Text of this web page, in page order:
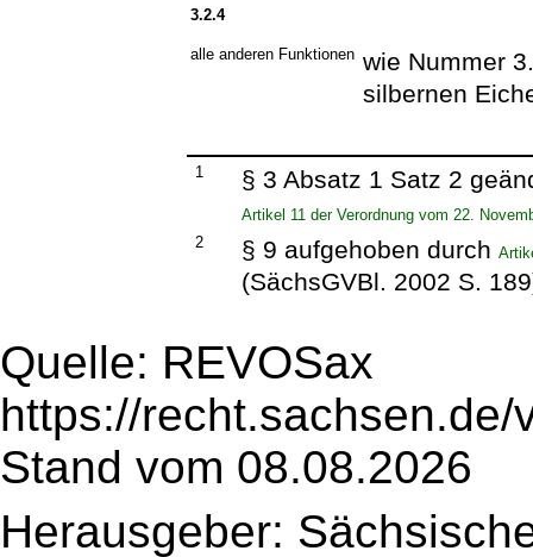
3.2.4
alle anderen Funktionen wie Nummer
silbernen
1 § 3 Absatz 1 Satz 2
Artikel 11 der Verordnung vom 22.
2
§ 9 aufgehoben durch
(SächsGVBl. 2002 S.
Quelle: REVOSax
https://
Stand vom 08.08.2026
Herausgeber: